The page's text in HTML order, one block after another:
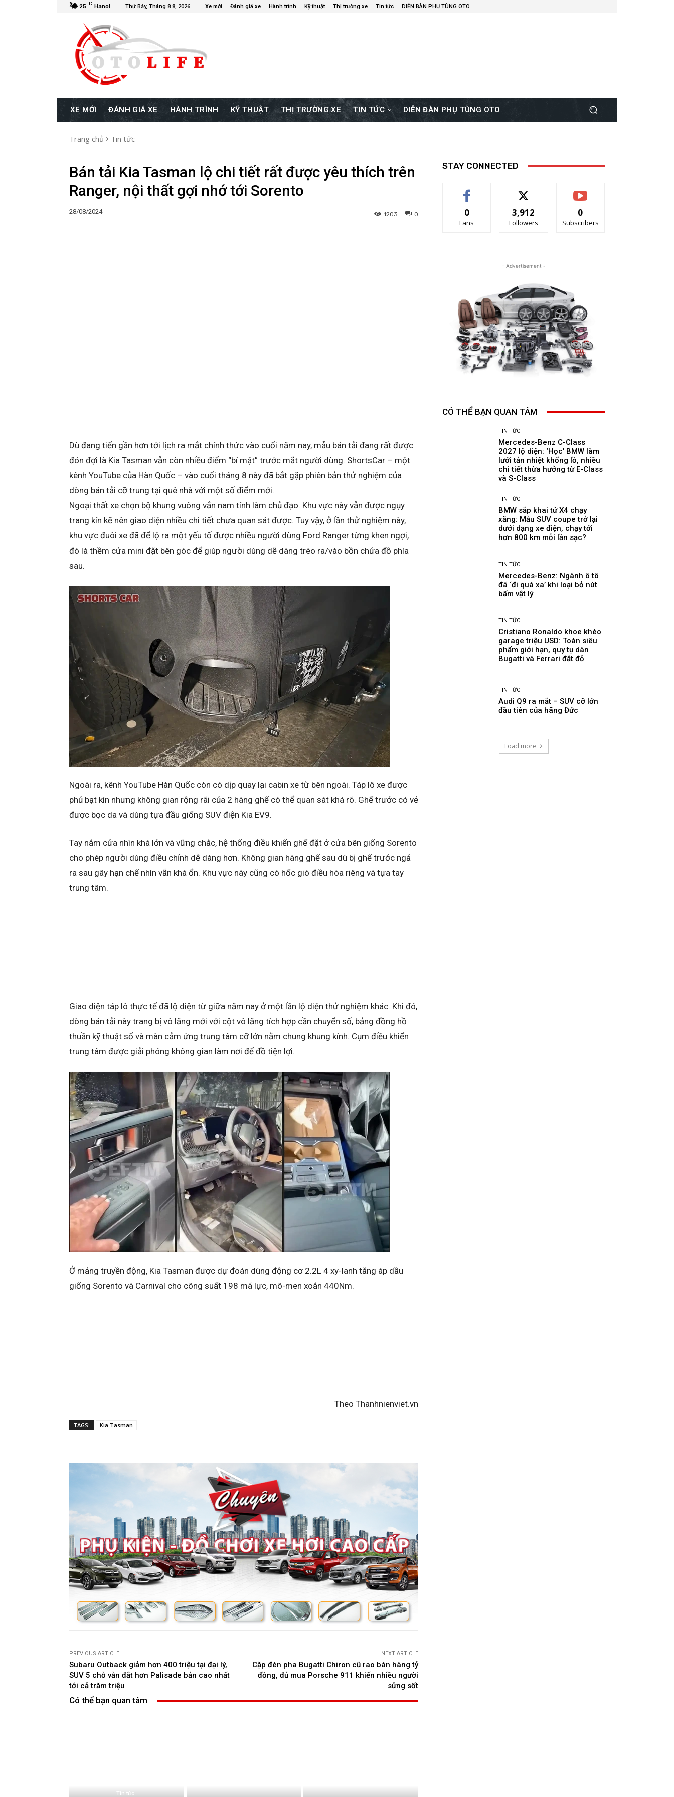
25 C Hanoi Thứ Bảy, Tháng 8 8, 2026 Xe mới Đánh giá xe Hành trình Kỹ thuật Thị trường xe Tin tức DIỄN ĐÀN PHỤ TÙNG OTO
XE MỚI ĐÁNH GIÁ XE HÀNH TRÌNH KỸ THUẬT THỊ TRƯỜNG XE TIN TỨC DIỄN ĐÀN PHỤ TÙNG OTO
Trang chủ Tin tức
Bán tải Kia Tasman lộ chi tiết rất được yêu thích trên
Ranger, nội thất gợi nhớ tới Sorento
28/08/2024 0
1203
Dù đang tiến gần hơn tới lịch ra mắt chính thức vào cuối năm nay, mẫu bán tải đang rất được
đón đợi là Kia Tasman vẫn còn nhiều điểm “bí mật” trước mắt người dùng. ShortsCar – một
kênh YouTube của Hàn Quốc – vào cuối tháng 8 này đã bắt gặp phiên bản thử nghiệm của
dòng bán tải cỡ trung tại quê nhà với một số điểm mới.
Ngoại thất xe chọn bộ khung vuông vắn nam tính làm chủ đạo. Khu vực này vẫn được ngụy
trang kín kẽ nên giao diện nhiều chi tiết chưa quan sát được. Tuy vậy, ở lần thử nghiệm này,
khu vực đuôi xe đã để lộ ra một yếu tố được nhiều người dùng Ford Ranger từng khen ngợi,
đó là thềm cửa mini đặt bên góc để giúp người dùng dễ dàng trèo ra/vào bồn chứa đồ phía
sau.
Ngoài ra, kênh YouTube Hàn Quốc còn có dịp quay lại cabin xe từ bên ngoài. Táp lô xe được
phủ bạt kín nhưng không gian rộng rãi của 2 hàng ghế có thể quan sát khá rõ. Ghế trước có vẻ
được bọc da và dùng tựa đầu giống SUV điện Kia EV9.
Tay nắm cửa nhìn khá lớn và vững chắc, hệ thống điều khiển ghế đặt ở cửa bên giống Sorento
cho phép người dùng điều chỉnh dễ dàng hơn. Không gian hàng ghế sau dù bị ghế trước ngả
ra sau gây hạn chế nhìn vẫn khá ổn. Khu vực này cũng có hốc gió điều hòa riêng và tựa tay
trung tâm.
Ở mảng truyền động, Kia Tasman được dự đoán dùng động cơ 2.2L 4 xy-lanh tăng áp dầu
STAY CONNECTED
0
Fans
3,912
Followers
0
Subscribers
- Advertisement -
CÓ THỂ BẠN QUAN TÂM
TIN TỨC
Mercedes-Benz C-Class
2027 lộ diện: ‘Học’ BMW làm
lưới tản nhiệt khổng lồ, nhiều
chi tiết thừa hưởng từ E-Class
và S-Class
TIN TỨC
BMW sắp khai tử X4 chạy
xăng: Mẫu SUV coupe trở lại
dưới dạng xe điện, chạy tới
hơn 800 km mỗi lần sạc?
TIN TỨC
Mercedes-Benz: Ngành ô tô
đã ‘đi quá xa’ khi loại bỏ nút
bấm vật lý
TIN TỨC
Cristiano Ronaldo khoe khéo
garage triệu USD: Toàn siêu
phẩm giới hạn, quy tụ dàn
Bugatti và Ferrari đắt đỏ
TIN TỨC
Audi Q9 ra mắt – SUV cỡ lớn
đầu tiên của hãng Đức
Load more